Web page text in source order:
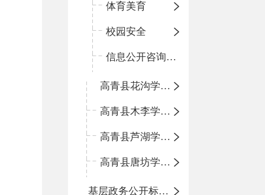
体育美育
校园安全
信息公开咨询指南
高青县花沟学区中心小学
高青县木李学区中心小学
高青县芦湖学区中心小学
高青县唐坊学区中心小学
基层政务公开标准化规范化